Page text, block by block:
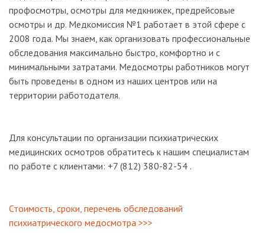
профосмотры, осмотры для медкнижек, предрейсовые
осмотры и др. Медкомиссия №1 работает в этой сфере с
2008 года. Мы знаем, как организовать профессиональные
обследования максимально быстро, комфортно и с
минимальными затратами. Медосмотры работников могут
быть проведены в одном из наших центров или на
территории работодателя.
Для консультации по организации психиатрических
медицинских осмотров обратитесь к нашим специалистам
по работе с клиентами: +7 (812) 380-82-54 .
Стоимость, сроки, перечень обследований
психиатрического медосмотра >>>